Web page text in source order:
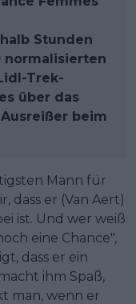
Stunden
normalisierten
Trek-
über das
beim
Mann für
dass er (Van Aert)
ist. Und wer weiß
eine Chance",
dass er ein
ihm Spaß,
man, wenn er